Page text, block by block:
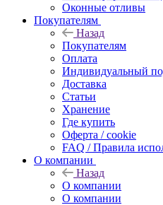
Оконные отливы
Покупателям
Назад
Покупателям
Оплата
Индивидуальный
Доставка
Статьи
Хранение
Где купить
Оферта / cookie
FAQ / Правила
О компании
Назад
О компании
О компании